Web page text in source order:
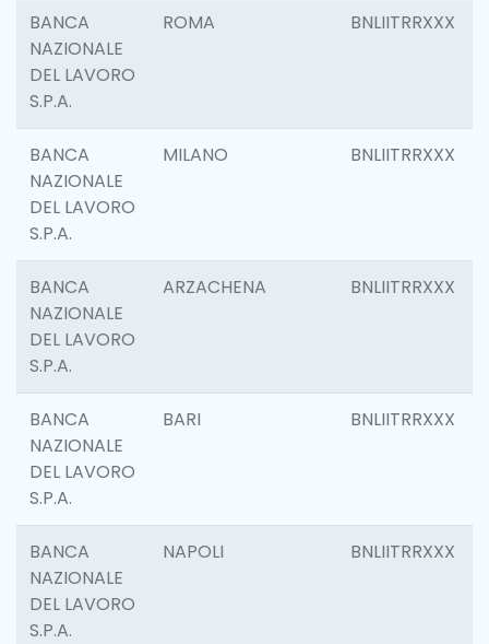
BANCA
NAZIONALE
DEL LAVORO
S.P.A.
ROMA BNLIITRRXXX
BANCA
NAZIONALE
DEL LAVORO
S.P.A.
MILANO BNLIITRRXXX
BANCA
NAZIONALE
DEL LAVORO
S.P.A.
ARZACHENA BNLIITRRXXX
BANCA
NAZIONALE
DEL LAVORO
S.P.A.
BARI BNLIITRRXXX
BANCA
NAZIONALE
DEL LAVORO
S.P.A.
NAPOLI BNLIITRRXXX